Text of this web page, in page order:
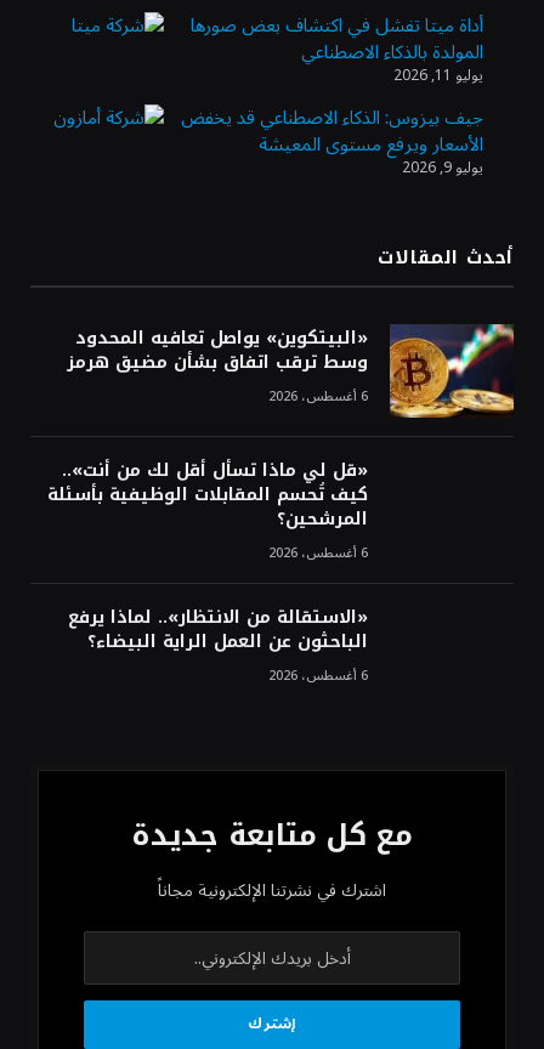
الذهب يسجل أعلى مستوى في أسبوعين بدعم
من تراجع الدولار
الدولار الأمريكي يتراجع قرب أدنى مستوياته
ترقب تطورات الوساطة بشأن الحرب
أداة ميتا تفشل في اكتشاف بعض صورها
المولدة بالذكاء الاصطناعي
يوليو 11, 2026
جيف بيزوس: الذكاء الاصطناعي قد يخفض
الأسعار ويرفع مستوى المعيشة
يوليو 9, 2026
أحدث المقالات
«البيتكوين» يواصل تعافيه المحدود
وسط ترقب اتفاق بشأن مضيق هرمز
6 أغسطس، 2026
«قل لي ماذا تسأل أقل لك من أنت»..
كيف تُحسم المقابلات الوظيفية بأسئلة
المرشحين؟
6 أغسطس، 2026
«الاستقالة من الانتظار».. لماذا يرفع
الباحثون عن العمل الراية البيضاء؟
6 أغسطس، 2026
مع كل متابعة جديدة
اشترك في نشرتنا الإلكترونية مجاناً